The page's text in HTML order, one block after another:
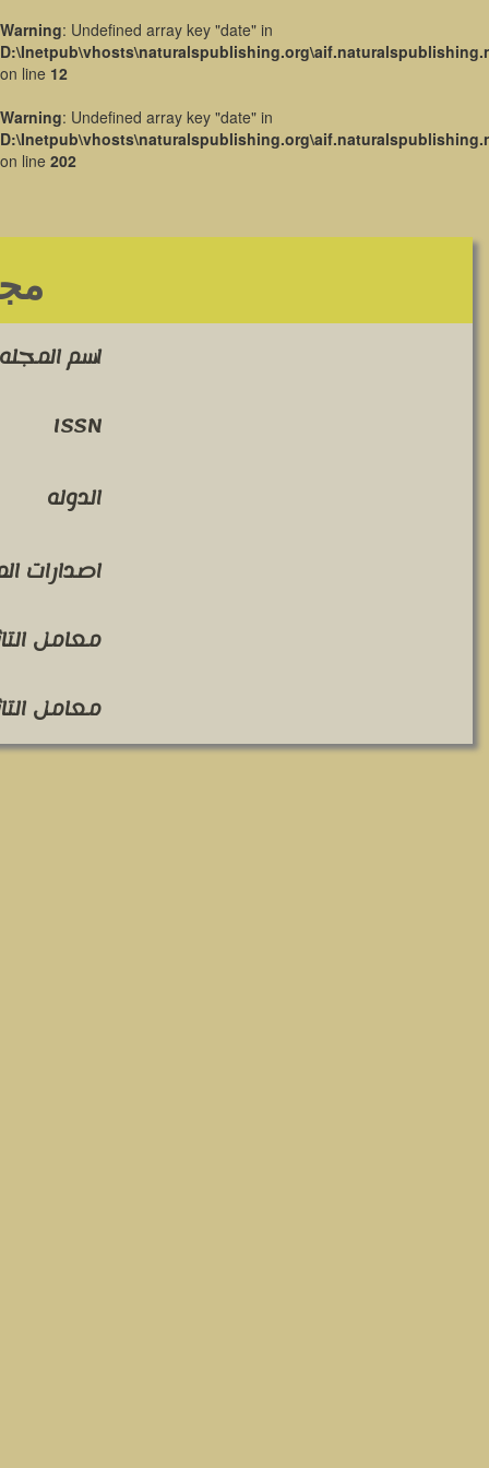
Warning: Undefined array key "date" in
on line 12
Warning: Undefined array key "date" in
on line 202
اسم المجله
ISSN
الدوله
اصدارات
معامل
معامل